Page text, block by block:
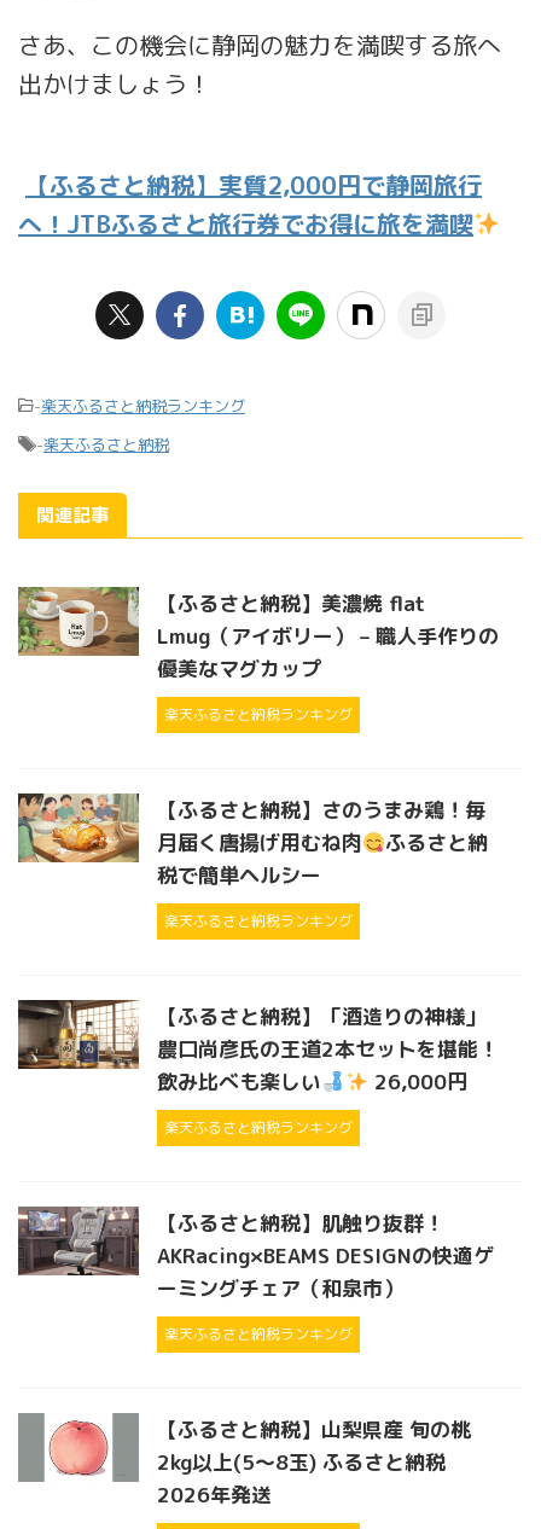
さあ、この機会に静岡の魅力を満喫する旅へ
出かけましょう！
【ふるさと納税】実質2,000円で静岡旅行
へ！JTBふるさと旅行券でお得に旅を満喫
-楽天ふるさと納税ランキング
-楽天ふるさと納税
関連記事
【ふるさと納税】美濃焼 flat
Lmug（アイボリー） – 職人手作りの
優美なマグカップ
楽天ふるさと納税ランキング
【ふるさと納税】さのうまみ鶏！毎
月届く唐揚げ用むね肉
ふるさと納
税で簡単ヘルシー
楽天ふるさと納税ランキング
【ふるさと納税】「酒造りの神様」
農口尚彦氏の王道2本セットを堪能！
飲み比べも楽しい
26,000円
楽天ふるさと納税ランキング
【ふるさと納税】肌触り抜群！
AKRacing×BEAMS DESIGNの快適ゲ
ーミングチェア（和泉市）
楽天ふるさと納税ランキング
【ふるさと納税】山梨県産 旬の桃
2kg以上(5〜8玉) ふるさと納税
2026年発送